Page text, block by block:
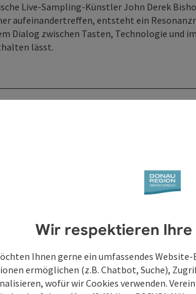
Live-Sampling-Künstler John Derek
aufeinander­treffen, entsteht ein
Dialog zwischen Tasten, Technologie und
lässt.
Wir respektieren
Ihnen gerne ein umfassendes
ermöglichen (z.B. Chatbot, Suche),
wofür wir Cookies verwenden.